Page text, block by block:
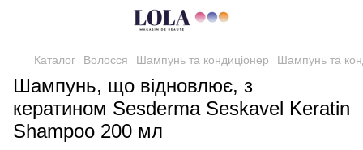
Каталог Волосся Шампунь та кондиціонер Шампунь та
Шампунь, що відновлює, з
кератином Sesderma Seskavel Keratin
Shampoo 200 мл